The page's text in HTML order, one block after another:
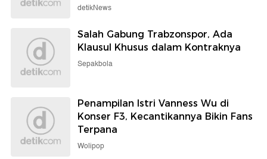
detikNews
Salah Gabung Trabzonspor, Ada
Klausul Khusus dalam Kontraknya
Sepakbola
Penampilan Istri Vanness Wu di
Konser F3, Kecantikannya Bikin Fans
Terpana
Wolipop